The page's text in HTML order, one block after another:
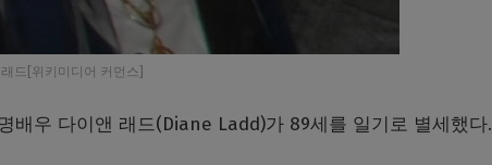
드[위키미디어 커먼스]
배우 다이앤 래드(Diane Ladd)가 89세를 일기로 별세했다.